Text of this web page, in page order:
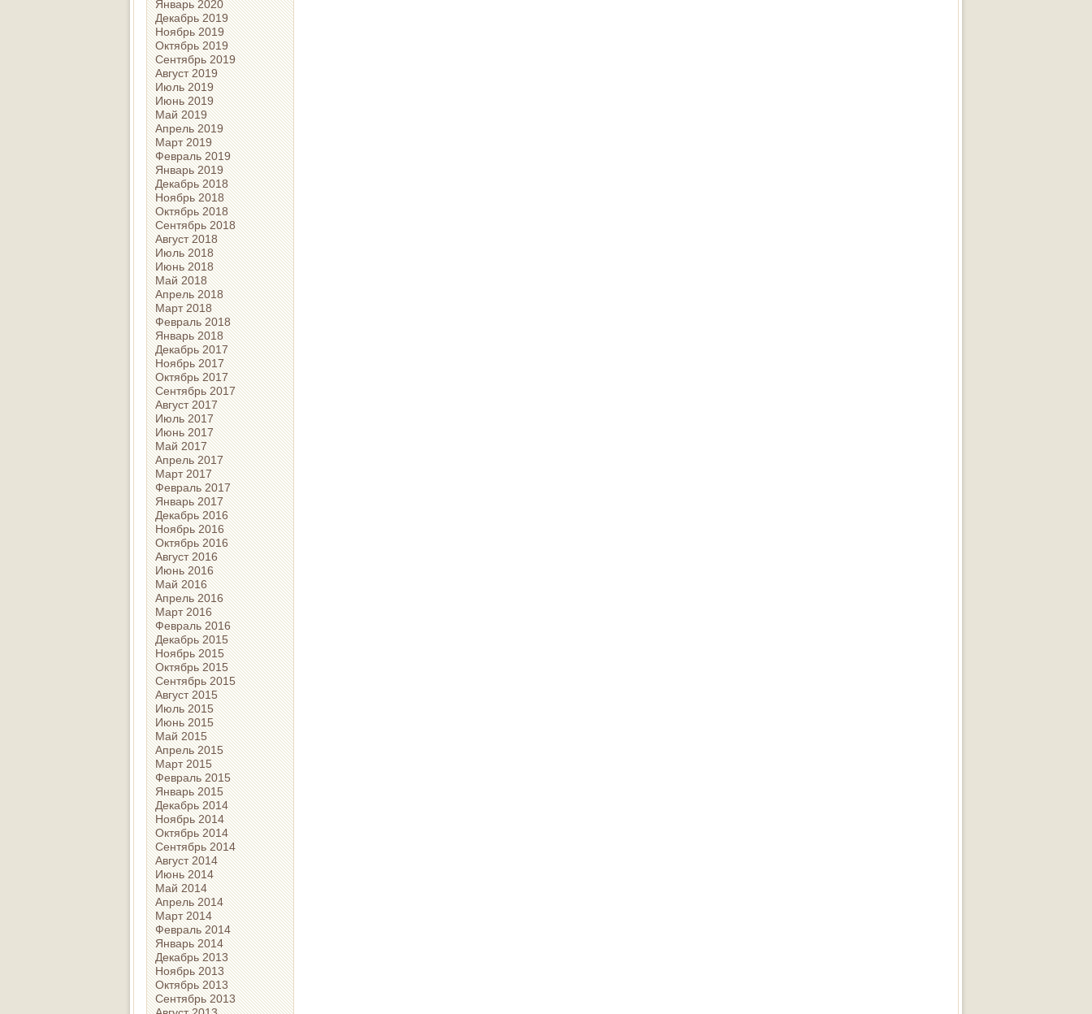
Январь 2020
Декабрь 2019
Ноябрь 2019
Октябрь 2019
Сентябрь 2019
Август 2019
Июль 2019
Июнь 2019
Май 2019
Апрель 2019
Март 2019
Февраль 2019
Январь 2019
Декабрь 2018
Ноябрь 2018
Октябрь 2018
Сентябрь 2018
Август 2018
Июль 2018
Июнь 2018
Май 2018
Апрель 2018
Март 2018
Февраль 2018
Январь 2018
Декабрь 2017
Ноябрь 2017
Октябрь 2017
Сентябрь 2017
Август 2017
Июль 2017
Июнь 2017
Май 2017
Апрель 2017
Март 2017
Февраль 2017
Январь 2017
Декабрь 2016
Ноябрь 2016
Октябрь 2016
Август 2016
Июнь 2016
Май 2016
Апрель 2016
Март 2016
Февраль 2016
Декабрь 2015
Ноябрь 2015
Октябрь 2015
Сентябрь 2015
Август 2015
Июль 2015
Июнь 2015
Май 2015
Апрель 2015
Март 2015
Февраль 2015
Январь 2015
Декабрь 2014
Ноябрь 2014
Октябрь 2014
Сентябрь 2014
Август 2014
Июнь 2014
Май 2014
Апрель 2014
Март 2014
Февраль 2014
Январь 2014
Декабрь 2013
Ноябрь 2013
Октябрь 2013
Сентябрь 2013